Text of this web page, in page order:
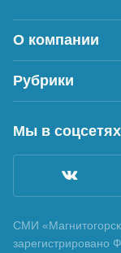
О компании
Рубрики
Мы в соцсетях
СМИ
зарегистрировано